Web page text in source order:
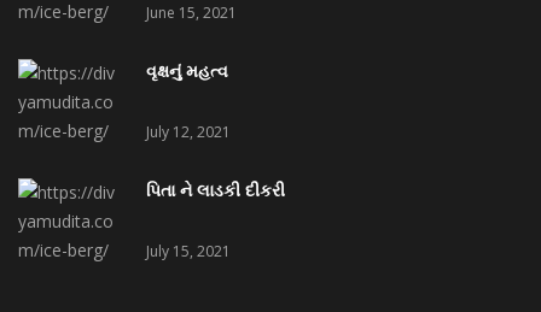
June 15, 2021
વૃક્ષનું મહત્વ
July 12, 2021
પિતા ને લાડકી દીકરી
July 15, 2021